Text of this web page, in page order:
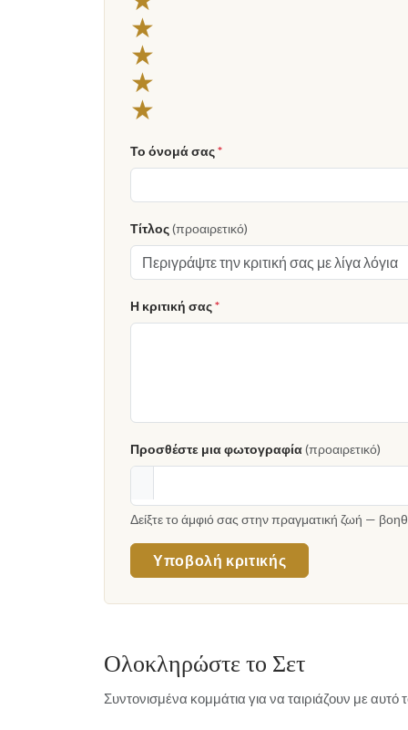
★
★
★
★
Το όνομά σας*
Τίτλος(προαιρετικό)
Η κριτική σας*
Προσθέστε μια φωτογραφία(προαιρετικό)
Δείξτε το άμφιό σας στην πραγματική ζωή —
Υποβολή κριτικής
Ολοκληρώστε το Σετ
Συντονισμένα κομμάτια για να ταιριάζουν με